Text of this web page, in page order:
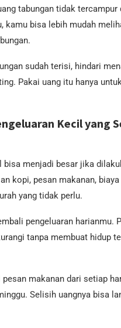
tabungan tidak tercampur
kamu bisa lebih mudah
sudah terisi, hindari
Pakai uang itu hanya
Kecil yang
bisa menjadi besar jika
kopi, pesan makanan,
yang tidak perlu.
pengeluaran harianmu.
tanpa membuat hidup
pesan makanan dari setiap
Selisih uangnya bisa